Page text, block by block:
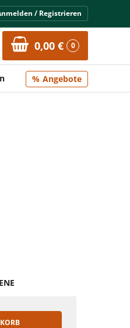
/ Registrieren
0,00 € 0
Angebote